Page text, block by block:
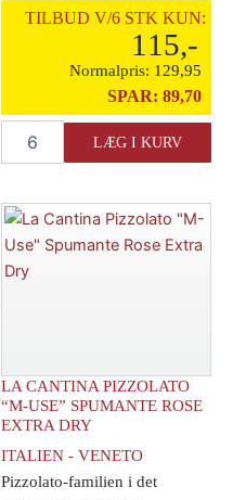
den nye [...]
TILBUD V/6 STK KUN:
115,-
Normalpris: 129,95
SPAR: 89,70
Cantina
Use"
Spumante
Dry
LÆG I KURV
LA CANTINA PIZZOLATO
“M-USE” SPUMANTE ROSE
EXTRA DRY
ITALIEN - VENETO
Pizzolato-familien i det